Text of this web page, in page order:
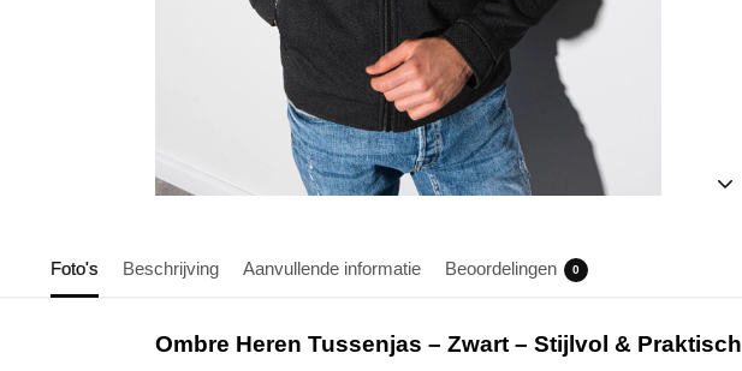
Foto's Beschrijving Aanvullende informatie Beoordelingen 0
Ombre Heren Tussenjas – Zwart – Stijlvol & Praktisch